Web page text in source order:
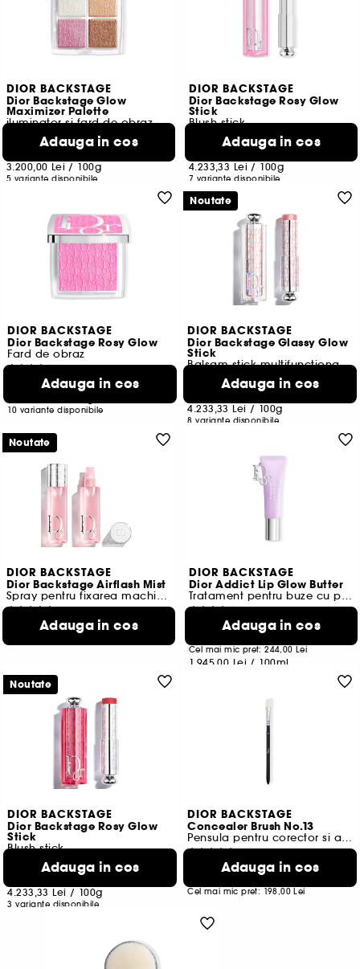
DIOR BACKSTAGE
Dior Backstage Glow
Maximizer Palette
iluminator și fard de obraz
3.200,00 Lei / 100g
5 variante disponibile
Adauga in cos
DIOR BACKSTAGE
Dior Backstage Rosy Glow
Stick
Blush stick
4.233,33 Lei / 100g
7 variante disponibile
Adauga in cos
DIOR BACKSTAGE
Dior Backstage Rosy Glow
Fard de obraz
11
239,00 Lei
10 variante disponibile
Adauga in cos
DIOR BACKSTAGE
Dior Backstage Glassy Glow
Stick
Balsam stick multifuncțional, iluminator
4.233,33 Lei / 100g
8 variante disponibile
Adauga in cos
Noutate
DIOR BACKSTAGE
Dior Backstage Airflash Mist
Spray pentru fixarea machiajului
386
224,00 LeiAdauga in cos
Noutate
DIOR BACKSTAGE
Dior Addict Lip Glow Butter
Tratament pentru buze cu peptide si ceramide
5
194,50 Lei
Cel mai mic pret:244,00 Lei
1.945,00 Lei / 100ml
Adauga in cos
DIOR BACKSTAGE
Dior Backstage Rosy Glow
Stick
Blush stick
4.233,33 Lei / 100g
3 variante disponibile
Adauga in cos
Noutate
DIOR BACKSTAGE
Concealer Brush No.13
Pensula pentru corector si anticearcan
1
157,50 Lei
Cel mai mic pret: 198,00 Lei
Adauga in cos